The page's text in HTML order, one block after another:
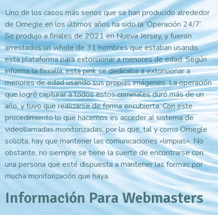
Uno de los casos más serios que se han producido alrededor
de Omegle en los últimos años ha sido la ‘Operación 24/7’.
Se produjo a finales de 2021 en Nueva Jersey, y fueron
arrestados un whole de 31 hombres que estaban usando
esta plataforma para extorsionar a menores de edad. Según
informa la fiscalía, esta pink se dedicaba a extorsionar a
menores de edad usando sus propias imágenes. La operación
que logró capturar a todos estos criminales duró más de un
año, y tuvo que realizarse de forma encubierta. Con este
procedimiento lo que hacemos es acceder al sistema de
videollamadas monitorizadas, por lo que, tal y como Omegle
solicita, hay que mantener las comunicaciones «limpias». No
obstante, no siempre se tiene la suerte de encontrarse con
una persona que esté dispuesta a mantener las formas por
mucha monitorización que haya.
Información Para Webmasters